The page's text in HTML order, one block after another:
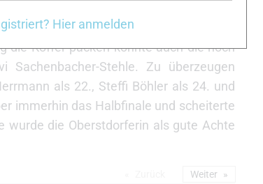
verpasste die nächste Runde nur
nicht für das Viertelfinale. Der
die Koffer packen konnte auch die noch
Sachenbacher-Stehle. Zu überzeugen
als 22., Steffi Böhler als 24. und
immerhin das Halbfinale und scheiterte
wurde die Oberstdorferin als gute Achte
Weiter
Hier anmelden